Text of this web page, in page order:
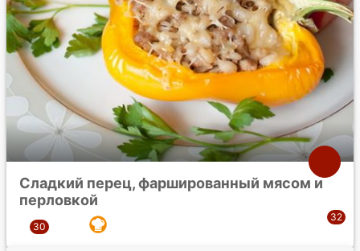
Сладкий перец, фаршированный мясом и
перловкой